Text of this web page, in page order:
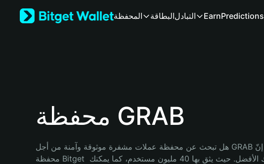
Bahasa Indonesia
المحفظة البطاقةالتبادل EarnPredictions
محفظة GRAB
هل تبحث عن محفظة عملات مشفرة موثوقة وآمنة من أجل GRAB؟ إنّ
محفظة Bitget خيارك الأفضل. حيث يثق بها 40 مليون مستخدم، كما يمكنك